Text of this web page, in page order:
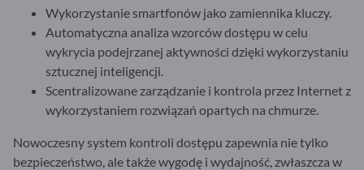
Wykorzystanie smartfonów jako zamiennika kluczy.
Automatyczna analiza wzorców dostępu w celu
wykrycia podejrzanej aktywności dzięki wykorzystaniu
sztucznej inteligencji.
Scentralizowane zarządzanie i kontrola przez Internet z
wykorzystaniem rozwiązań opartych na chmurze.
Nowoczesny system kontroli dostępu zapewnia nie tylko
bezpieczeństwo, ale także wygodę i wydajność, zwłaszcza w